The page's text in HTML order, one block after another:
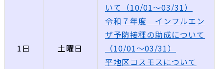
1日 土曜日
いて（10/01～03/31）
令和７年度 インフルエン
ザ予防接種の助成について
（10/01～03/31）
平地区コスモスについて